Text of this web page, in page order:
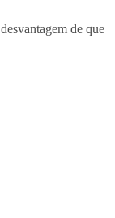
de que